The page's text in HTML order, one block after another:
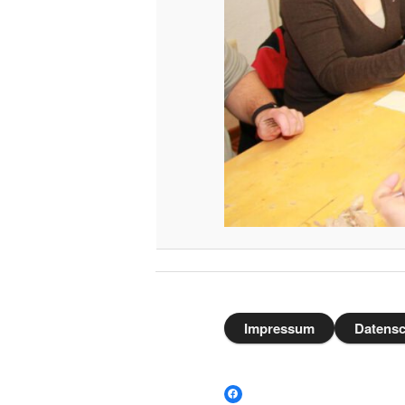
Impressum
Facebook